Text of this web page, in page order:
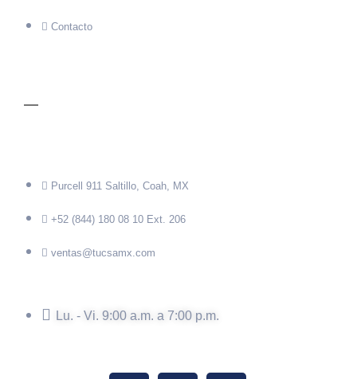
Contacto
Purcell 911 Saltillo, Coah, MX
+52 (844) 180 08 10 Ext. 206
ventas@tucsamx.com
Lu. - Vi. 9:00 a.m. a 7:00 p.m.